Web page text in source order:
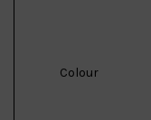
Colour